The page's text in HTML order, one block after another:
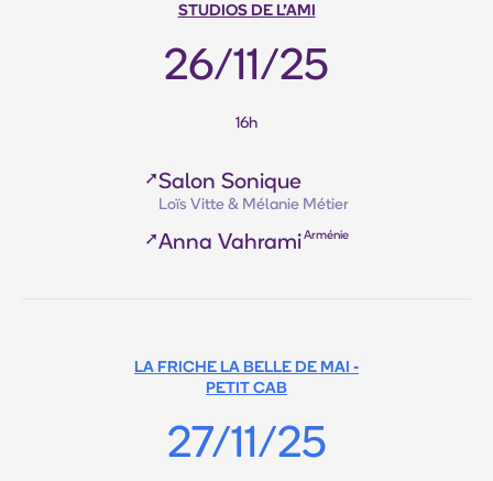
STUDIOS DE L'AMI
26/11/25
16h
➚Salon Sonique
Loïs Vitte & Mélanie Métier
➚Anna Vahrami Arménie
LA FRICHE LA BELLE DE MAI -
PETIT CAB
27/11/25